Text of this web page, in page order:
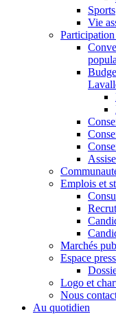
Sports
Vie
Emplois et
Marchés
Espace
Logo et
Nous
Au quotidien